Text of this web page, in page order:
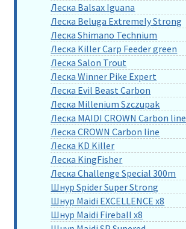
Леска Balsax Iguana
Леска Beluga Extremely Strong
Леска Shimano Technium
Леска Killer Carp Feeder green
Леска Salon Trout
Леска Winner Pike Expert
Леска Evil Beast Carbon
Леска Millenium Szczupak
Леска MAIDI CROWN Carbon line
Леска CROWN Carbon line
Леска KD Killer
Леска KingFisher
Леска Challenge Special 300m
Шнур Spider Super Strong
Шнур Maidi EXCELLENCE x8
Шнур Maidi Fireball x8